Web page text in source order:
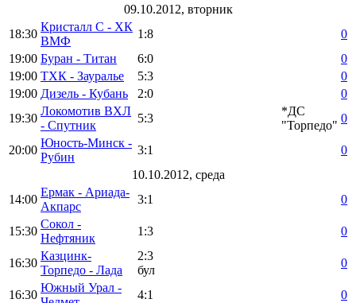
09.10.2012, вторник
18:30
Кристалл С - ХК
ВМФ
1:8
0
19:00 Буран - Титан 6:0
0
19:00 ТХК - Зауралье 5:3
0
19:00 Дизель - Кубань 2:0
0
19:30
Локомотив ВХЛ
- Спутник
5:3
*ДС
"Торпедо"
0
20:00
Юность-Минск -
Рубин
3:1
0
10.10.2012, среда
14:00
Ермак - Ариада-
Акпарс
3:1 0
15:30
Сокол -
Нефтяник
1:3 0
16:30
Казцинк-
Торпедо - Лада
2:3
бул
0
16:30
Южный Урал -
4:1 0